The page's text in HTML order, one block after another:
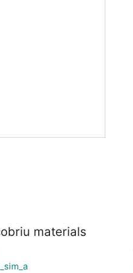
materials